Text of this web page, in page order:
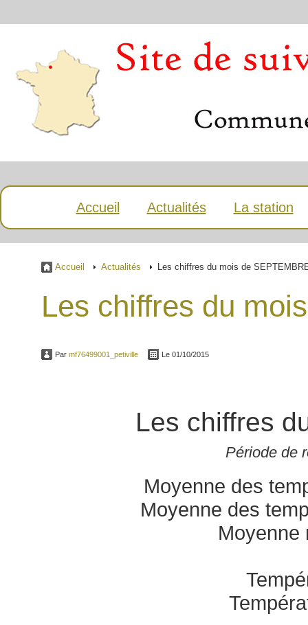
Accueil Actualités La station
Accueil Actualités Les chiffres du mois de
Les chiffres du
Par mf76499001_petiville Le 01/10/2015
Les chiffres
Période de
Moyenne des
Moyenne des